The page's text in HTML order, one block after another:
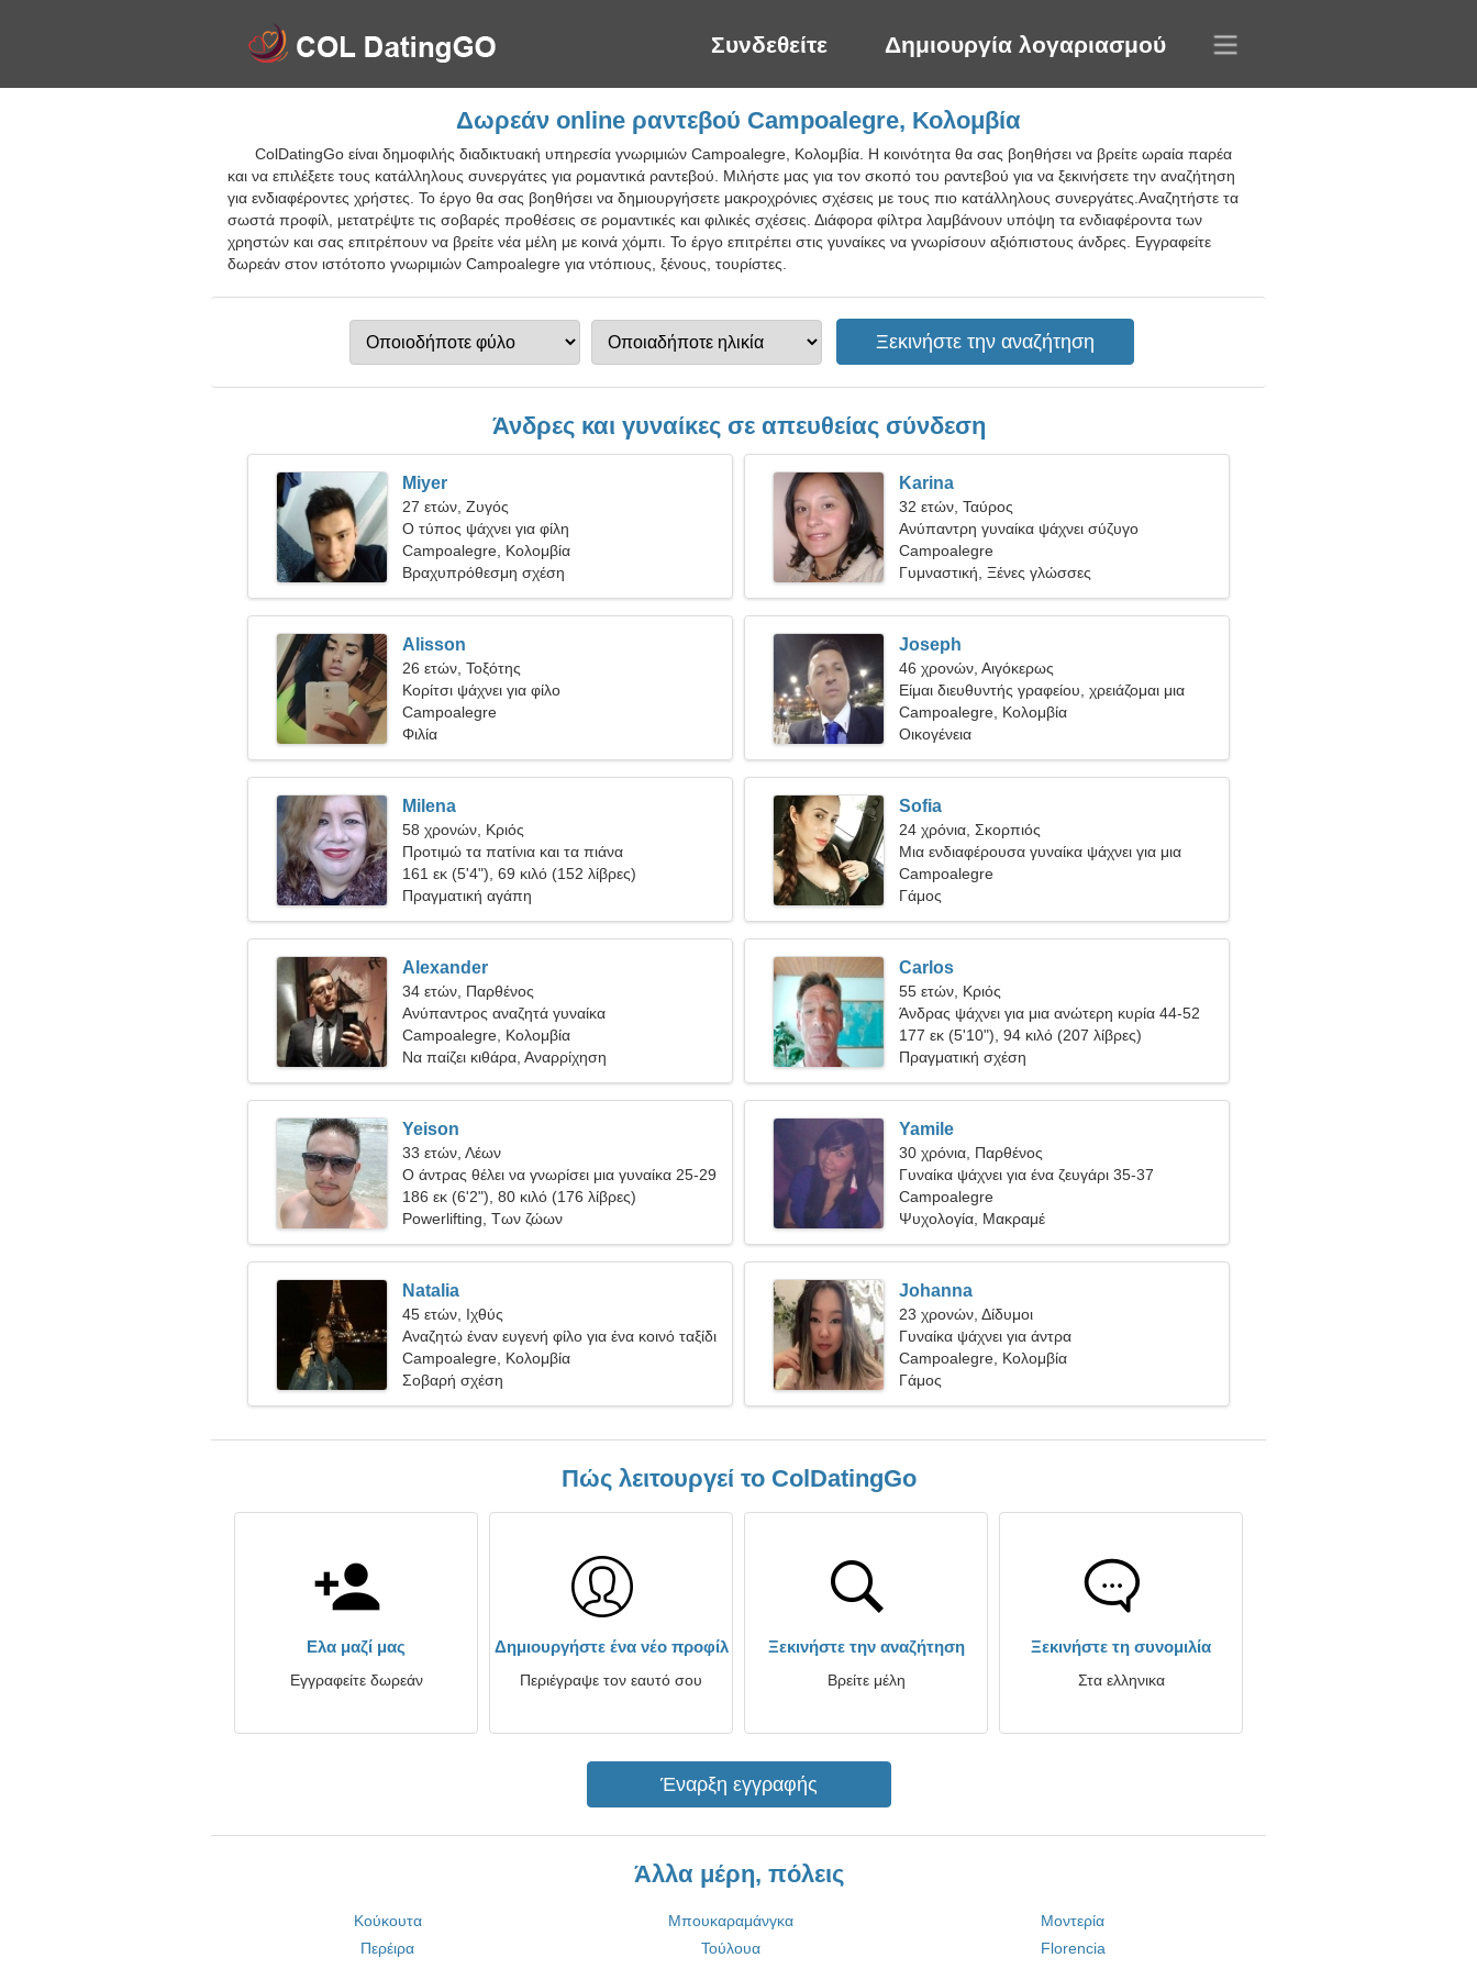
Συνδεθείτε Δημιουργία λογαριασμού
Δωρεάν online ραντεβού Campoalegre, Κολομβία
ColDatingGo είναι δημοφιλής διαδικτυακή υπηρεσία γνωριμιών Campoalegre, Κολομβία. Η κοινότητα θα σας βοηθήσει να βρείτε ωραία παρέα
και να επιλέξετε τους κατάλληλους συνεργάτες για ρομαντικά ραντεβού. Μιλήστε μας για τον σκοπό του ραντεβού για να ξεκινήσετε την αναζήτηση
για ενδιαφέροντες χρήστες. Το έργο θα σας βοηθήσει να δημιουργήσετε μακροχρόνιες σχέσεις με τους πιο κατάλληλους συνεργάτες.Αναζητήστε τα
σωστά προφίλ, μετατρέψτε τις σοβαρές προθέσεις σε ρομαντικές και φιλικές σχέσεις. Διάφορα φίλτρα λαμβάνουν υπόψη τα ενδιαφέροντα των
χρηστών και σας επιτρέπουν να βρείτε νέα μέλη με κοινά χόμπι. Το έργο επιτρέπει στις γυναίκες να γνωρίσουν αξιόπιστους άνδρες. Εγγραφείτε
δωρεάν στον ιστότοπο γνωριμιών Campoalegre για ντόπιους, ξένους, τουρίστες.
Άνδρες και γυναίκες σε απευθείας σύνδεση
Miyer
27 ετών, Ζυγός
Ο τύπος ψάχνει για φίλη
Campoalegre, Κολομβία
Βραχυπρόθεσμη σχέση
Karina
32 ετών, Ταύρος
Ανύπαντρη γυναίκα ψάχνει σύζυγο
Campoalegre
Γυμναστική, Ξένες γλώσσες
Alisson
26 ετών, Τοξότης
Κορίτσι ψάχνει για φίλο
Campoalegre
Φιλία
Joseph
46 χρονών, Αιγόκερως
Είμαι διευθυντής γραφείου, χρειάζομαι μια
υπέροχη γυναίκα
Campoalegre, Κολομβία
Οικογένεια
Milena
58 χρονών, Κριός
Προτιμώ τα πατίνια και τα πιάνα
161 εκ (5'4"), 69 κιλό (152 λίβρες)
Πραγματική αγάπη
Sofia
24 χρόνια, Σκορπιός
Μια ενδιαφέρουσα γυναίκα ψάχνει για μια
σοβαρή σχέση
Campoalegre
Γάμος
Alexander
34 ετών, Παρθένος
Ανύπαντρος αναζητά γυναίκα
Campoalegre, Κολομβία
Να παίζει κιθάρα, Αναρρίχηση
Carlos
55 ετών, Κριός
Άνδρας ψάχνει για μια ανώτερη κυρία 44-52
177 εκ (5'10"), 94 κιλό (207 λίβρες)
Πραγματική σχέση
Yeison
33 ετών, Λέων
Ο άντρας θέλει να γνωρίσει μια γυναίκα 25-29
186 εκ (6'2"), 80 κιλό (176 λίβρες)
Powerlifting, Των ζώων
Yamile
30 χρόνια, Παρθένος
Γυναίκα ψάχνει για ένα ζευγάρι 35-37
Campoalegre
Ψυχολογία, Μακραμέ
Natalia
45 ετών, Ιχθύς
Αναζητώ έναν ευγενή φίλο για ένα κοινό ταξίδι
Campoalegre, Κολομβία
Σοβαρή σχέση
Johanna
23 χρονών, Δίδυμοι
Γυναίκα ψάχνει για άντρα
Campoalegre, Κολομβία
Γάμος
Πώς λειτουργεί το ColDatingGo
Ελα μαζί μας
Εγγραφείτε δωρεάν
Δημιουργήστε ένα νέο προφίλ
Περιέγραψε τον εαυτό σου
Ξεκινήστε την αναζήτηση
Βρείτε μέλη
Ξεκινήστε τη συνομιλία
Στα ελληνικα
Έναρξη εγγραφής
Άλλα μέρη, πόλεις
Κούκουτα Μπουκαραμάνγκα
Μοντερία
Περέιρα
Τούλουα
Florencia